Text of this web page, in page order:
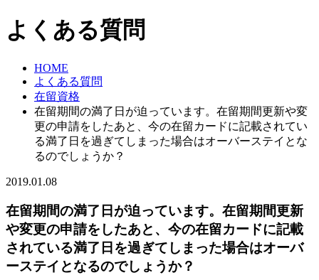
よくある質問
HOME
よくある質問
在留資格
在留期間の満了日が迫っています。在留期間更新や変
更の申請をしたあと、今の在留カードに記載されてい
る満了日を過ぎてしまった場合はオーバーステイとな
るのでしょうか？
2019.01.08
在留期間の満了日が迫っています。在留期間更新
や変更の申請をしたあと、今の在留カードに記載
されている満了日を過ぎてしまった場合はオーバ
ーステイとなるのでしょうか？